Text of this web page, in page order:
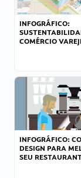
INFOGRÁFICO:
COMÉRCIO
INFOGRÁFICO:
DESIGN PARA
SEU